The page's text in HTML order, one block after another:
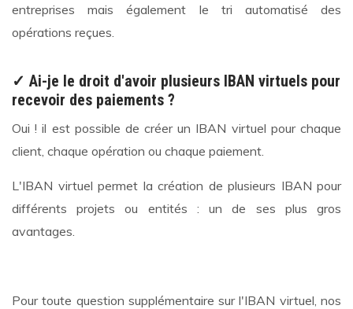
entreprises mais également le tri automatisé des
opérations reçues.
✓ Ai-je le droit d'avoir plusieurs IBAN virtuels pour
recevoir des paiements ?
Oui ! il est possible de créer un IBAN virtuel pour chaque
client, chaque opération ou chaque paiement.
L'IBAN virtuel permet la création de plusieurs IBAN pour
différents projets ou entités : un de ses plus gros
avantages.
Pour toute question supplémentaire sur l'IBAN virtuel, nos